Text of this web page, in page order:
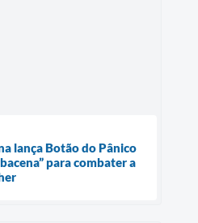
lança Botão do Pânico
para combater a